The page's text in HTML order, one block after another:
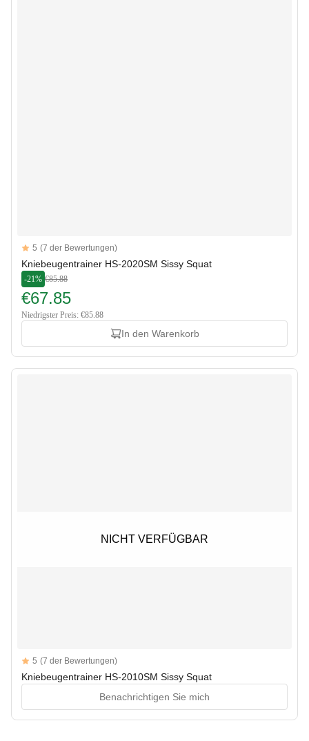
Reviews
5 out of 5 stars
5 (7 der Bewertungen)
Kniebeugentrainer HS-2020SM Sissy Squat
-21% €85.88
€67.85
Niedrigster Preis: €85.88
In den Warenkorb
NICHT VERFÜGBAR
NICHT VERFÜGBAR
Reviews
5 out of 5 stars
5 (7 der Bewertungen)
Kniebeugentrainer HS-2010SM Sissy Squat
Benachrichtigen Sie mich